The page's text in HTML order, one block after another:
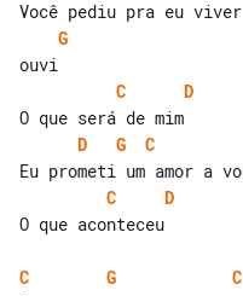
G
C
D
D
G C
C
D
O que aconteceu
C G
C